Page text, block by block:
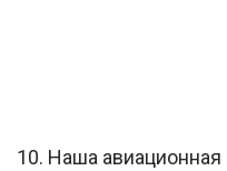
10. Наша авиационная